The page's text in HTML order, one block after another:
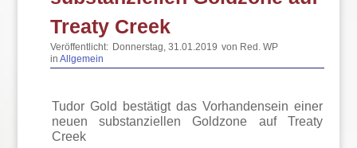
Treaty Creek
Veröffentlicht: Donnerstag, 31.01.2019 von Red. WP
inAllgemein
Tudor Gold bestätigt das Vorhandensein einer
neuen substanziellen Goldzone auf Treaty
Creek